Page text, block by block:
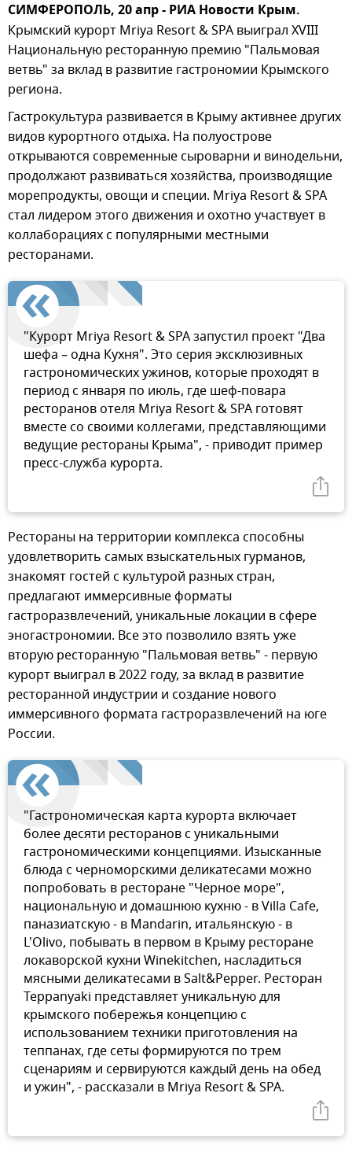
СИМФЕРОПОЛЬ, 20 апр - РИА Новости Крым.
Крымский курорт Mriya Resort & SPA выиграл XVIII
Национальную ресторанную премию "Пальмовая
ветвь" за вклад в развитие гастрономии Крымского
региона.
Гастрокультура развивается в Крыму активнее других
видов курортного отдыха. На полуострове
открываются современные сыроварни и винодельни,
продолжают развиваться хозяйства, производящие
морепродукты, овощи и специи. Mriya Resort & SPA
стал лидером этого движения и охотно участвует в
коллаборациях с популярными местными
ресторанами.
"Курорт Mriya Resort & SPA запустил проект "Два
шефа – одна Кухня". Это серия эксклюзивных
гастрономических ужинов, которые проходят в
период с января по июль, где шеф-повара
ресторанов отеля Mriya Resort & SPA готовят
вместе со своими коллегами, представляющими
ведущие рестораны Крыма", - приводит пример
пресс-служба курорта.
Рестораны на территории комплекса способны
удовлетворить самых взыскательных гурманов,
знакомят гостей с культурой разных стран,
предлагают иммерсивные форматы
гастроразвлечений, уникальные локации в сфере
эногастрономии. Все это позволило взять уже
вторую ресторанную "Пальмовая ветвь" - первую
курорт выиграл в 2022 году, за вклад в развитие
ресторанной индустрии и создание нового
иммерсивного формата гастроразвлечений на юге
России.
"Гастрономическая карта курорта включает
более десяти ресторанов с уникальными
гастрономическими концепциями. Изысканные
блюда с черноморскими деликатесами можно
попробовать в ресторане "Черное море",
национальную и домашнюю кухню - в Villa Cafe,
паназиатскую - в Mandarin, итальянскую - в
L'Olivo, побывать в первом в Крыму ресторане
локаворской кухни Winekitchen, насладиться
мясными деликатесами в Salt&Pepper. Ресторан
Teppanyaki представляет уникальную для
крымского побережья концепцию с
использованием техники приготовления на
теппанах, где сеты формируются по трем
сценариям и сервируются каждый день на обед
и ужин", - рассказали в Mriya Resort & SPA.